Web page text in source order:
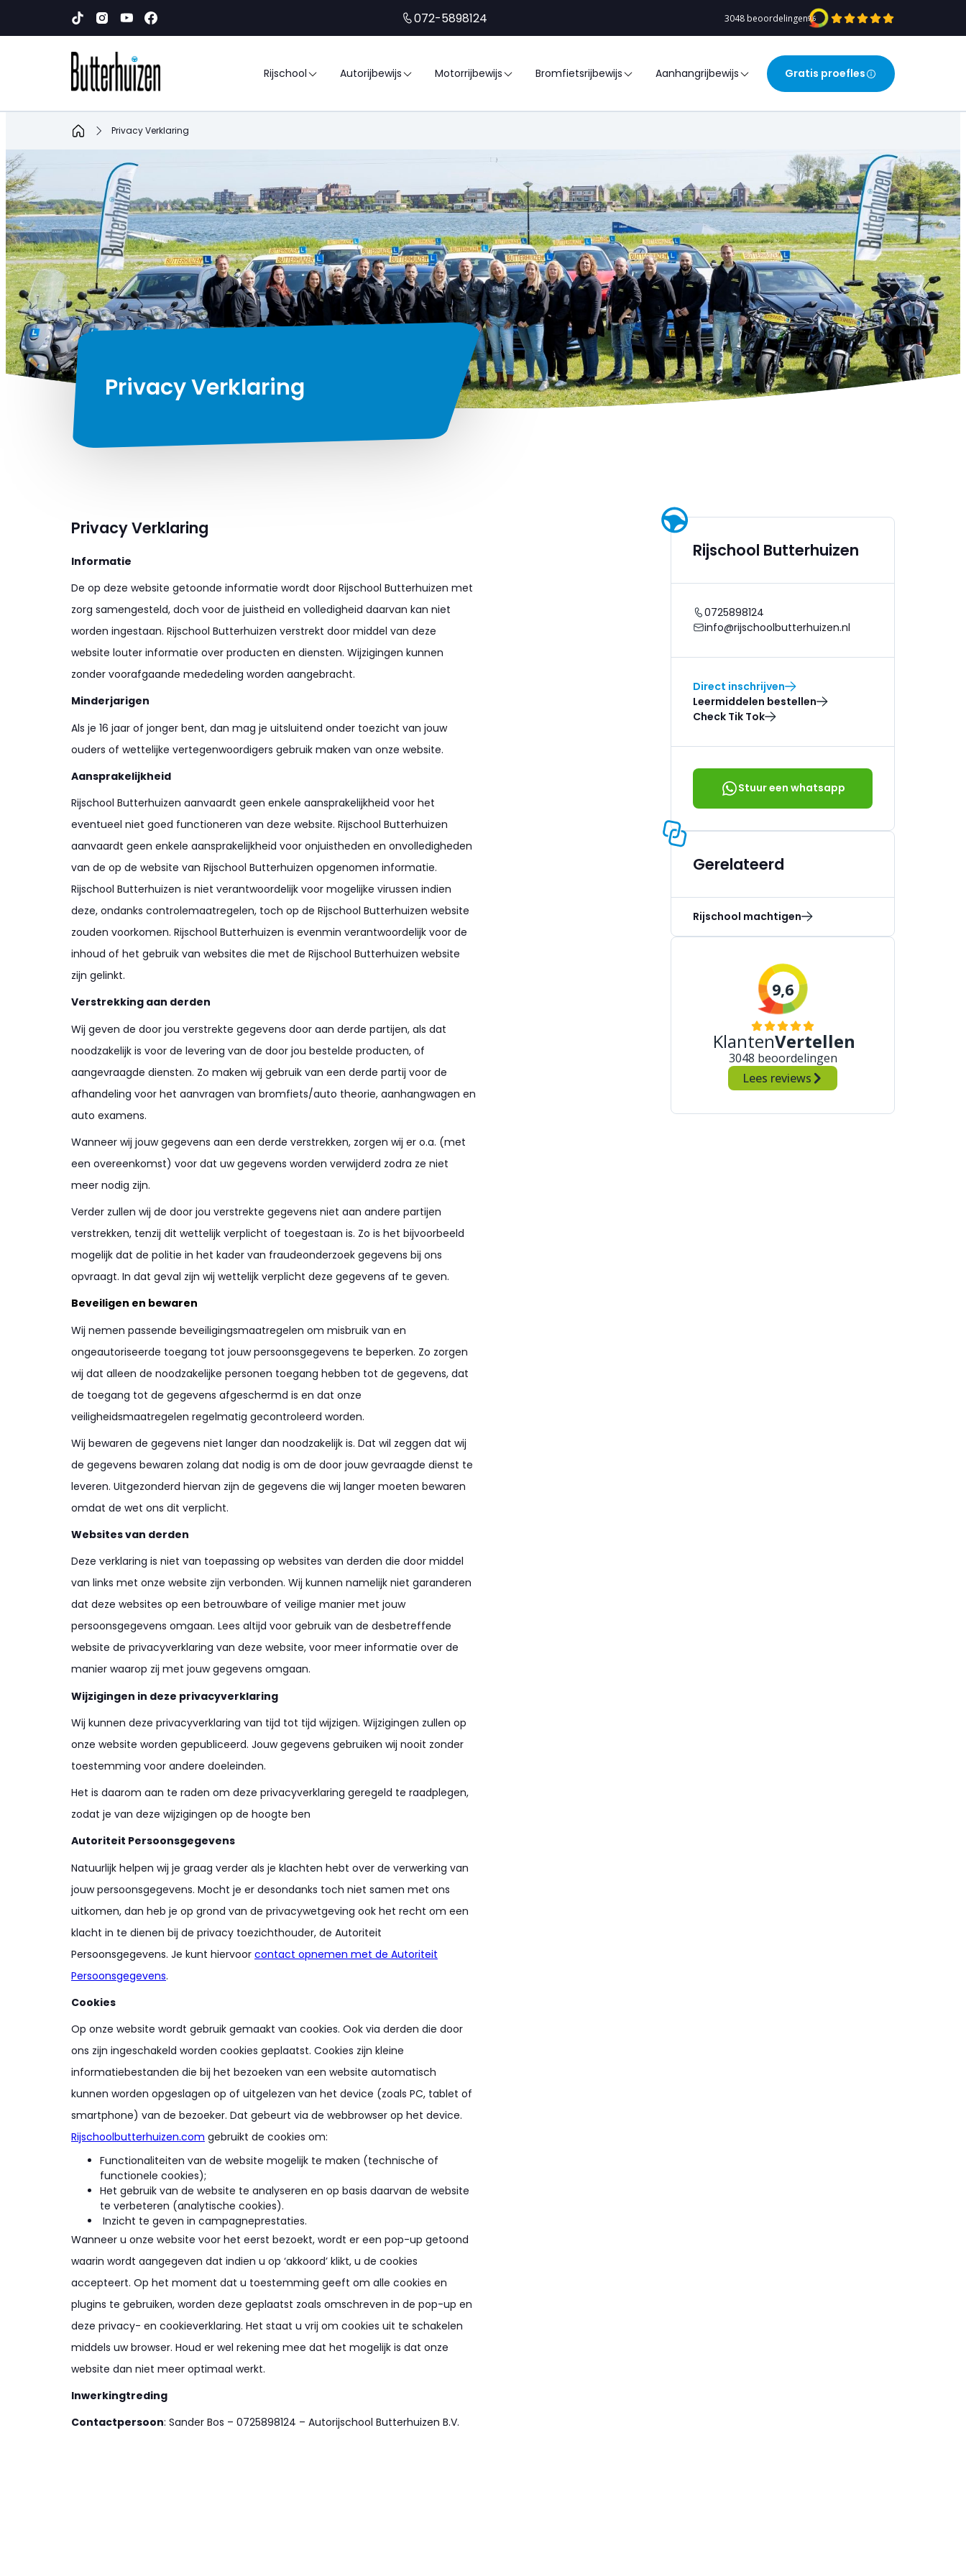
072-5898124 3048 beoordelingen9,6
Rijschool Autorijbewijs Motorrijbewijs Bromfietsrijbewijs Aanhangrijbewijs Gratis proefles
Home Privacy Verklaring
Privacy Verklaring
Privacy Verklaring
Informatie
De op deze website getoonde informatie wordt door Rijschool Butterhuizen met
zorg samengesteld, doch voor de juistheid en volledigheid daarvan kan niet
worden ingestaan. Rijschool Butterhuizen verstrekt door middel van deze
website louter informatie over producten en diensten. Wijzigingen kunnen
zonder voorafgaande mededeling worden aangebracht.
Minderjarigen
Als je 16 jaar of jonger bent, dan mag je uitsluitend onder toezicht van jouw
ouders of wettelijke vertegenwoordigers gebruik maken van onze website.
Aansprakelijkheid
Rijschool Butterhuizen aanvaardt geen enkele aansprakelijkheid voor het
eventueel niet goed functioneren van deze website. Rijschool Butterhuizen
aanvaardt geen enkele aansprakelijkheid voor onjuistheden en onvolledigheden
van de op de website van Rijschool Butterhuizen opgenomen informatie.
Rijschool Butterhuizen is niet verantwoordelijk voor mogelijke virussen indien
deze, ondanks controlemaatregelen, toch op de Rijschool Butterhuizen website
zouden voorkomen. Rijschool Butterhuizen is evenmin verantwoordelijk voor de
inhoud of het gebruik van websites die met de Rijschool Butterhuizen website
zijn gelinkt.
Verstrekking aan derden
Wij geven de door jou verstrekte gegevens door aan derde partijen, als dat
noodzakelijk is voor de levering van de door jou bestelde producten, of
aangevraagde diensten. Zo maken wij gebruik van een derde partij voor de
afhandeling voor het aanvragen van bromfiets/auto theorie, aanhangwagen en
auto examens.
Wanneer wij jouw gegevens aan een derde verstrekken, zorgen wij er o.a. (met
een overeenkomst) voor dat uw gegevens worden verwijderd zodra ze niet
meer nodig zijn.
Verder zullen wij de door jou verstrekte gegevens niet aan andere partijen
verstrekken, tenzij dit wettelijk verplicht of toegestaan is. Zo is het bijvoorbeeld
mogelijk dat de politie in het kader van fraudeonderzoek gegevens bij ons
opvraagt. In dat geval zijn wij wettelijk verplicht deze gegevens af te geven.
Beveiligen en bewaren
Wij nemen passende beveiligingsmaatregelen om misbruik van en
ongeautoriseerde toegang tot jouw persoonsgegevens te beperken. Zo zorgen
wij dat alleen de noodzakelijke personen toegang hebben tot de gegevens, dat
de toegang tot de gegevens afgeschermd is en dat onze
veiligheidsmaatregelen regelmatig gecontroleerd worden.
Wij bewaren de gegevens niet langer dan noodzakelijk is. Dat wil zeggen dat wij
de gegevens bewaren zolang dat nodig is om de door jouw gevraagde dienst te
leveren. Uitgezonderd hiervan zijn de gegevens die wij langer moeten bewaren
omdat de wet ons dit verplicht.
Websites van derden
Deze verklaring is niet van toepassing op websites van derden die door middel
van links met onze website zijn verbonden. Wij kunnen namelijk niet garanderen
dat deze websites op een betrouwbare of veilige manier met jouw
persoonsgegevens omgaan. Lees altijd voor gebruik van de desbetreffende
website de privacyverklaring van deze website, voor meer informatie over de
manier waarop zij met jouw gegevens omgaan.
Wijzigingen in deze privacyverklaring
Wij kunnen deze privacyverklaring van tijd tot tijd wijzigen. Wijzigingen zullen op
onze website worden gepubliceerd. Jouw gegevens gebruiken wij nooit zonder
toestemming voor andere doeleinden.
Het is daarom aan te raden om deze privacyverklaring geregeld te raadplegen,
zodat je van deze wijzigingen op de hoogte ben
Autoriteit Persoonsgegevens
Natuurlijk helpen wij je graag verder als je klachten hebt over de verwerking van
jouw persoonsgegevens. Mocht je er desondanks toch niet samen met ons
uitkomen, dan heb je op grond van de privacywetgeving ook het recht om een
klacht in te dienen bij de privacy toezichthouder, de Autoriteit
Persoonsgegevens. Je kunt hiervoor contact opnemen met de Autoriteit
Persoonsgegevens.
Cookies
Op onze website wordt gebruik gemaakt van cookies. Ook via derden die door
ons zijn ingeschakeld worden cookies geplaatst. Cookies zijn kleine
informatiebestanden die bij het bezoeken van een website automatisch
kunnen worden opgeslagen op of uitgelezen van het device (zoals PC, tablet of
smartphone) van de bezoeker. Dat gebeurt via de webbrowser op het device.
Rijschoolbutterhuizen.com gebruikt de cookies om:
Functionaliteiten van de website mogelijk te maken (technische of
functionele cookies);
Het gebruik van de website te analyseren en op basis daarvan de website
te verbeteren (analytische cookies).
Inzicht te geven in campagneprestaties.
Wanneer u onze website voor het eerst bezoekt, wordt er een pop-up getoond
waarin wordt aangegeven dat indien u op ‘akkoord’ klikt, u de cookies
accepteert. Op het moment dat u toestemming geeft om alle cookies en
plugins te gebruiken, worden deze geplaatst zoals omschreven in de pop-up en
deze privacy- en cookieverklaring. Het staat u vrij om cookies uit te schakelen
middels uw browser. Houd er wel rekening mee dat het mogelijk is dat onze
website dan niet meer optimaal werkt.
Inwerkingtreding
Contactpersoon: Sander Bos – 0725898124 – Autorijschool Butterhuizen B.V.
Rijschool Butterhuizen
0725898124
info@rijschoolbutterhuizen.nl
Direct inschrijven
Leermiddelen bestellen
Check Tik Tok
Stuur een whatsapp
Gerelateerd
Rijschool machtigen
9,6
KlantenVertellen
3048 beoordelingen
Lees reviews